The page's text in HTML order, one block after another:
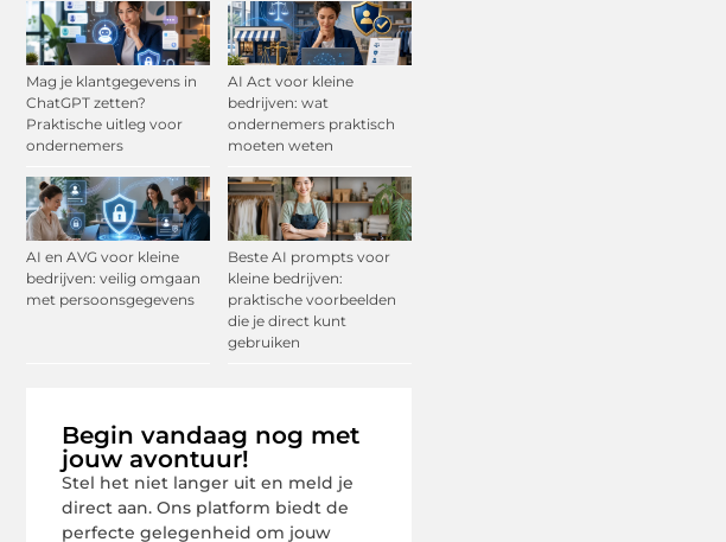
Mag je klantgegevens in
ChatGPT zetten?
Praktische uitleg voor
ondernemers
AI Act voor kleine
bedrijven: wat
ondernemers praktisch
moeten weten
AI en AVG voor kleine
bedrijven: veilig omgaan
met persoonsgegevens
Beste AI prompts voor
kleine bedrijven:
praktische voorbeelden
die je direct kunt
gebruiken
Begin vandaag nog met
jouw avontuur!
Stel het niet langer uit en meld je
direct aan. Ons platform biedt de
perfecte gelegenheid om jouw